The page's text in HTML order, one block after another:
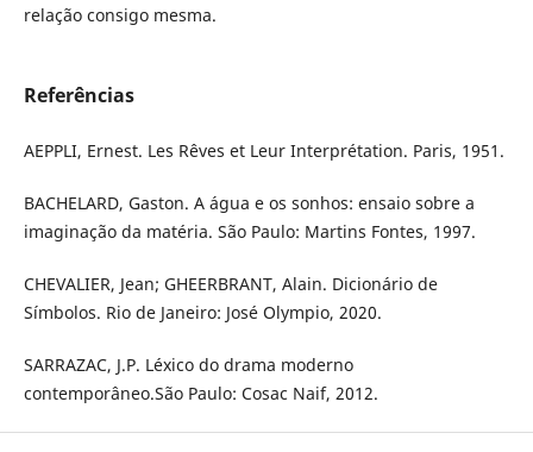
relação consigo mesma.
Referências
AEPPLI, Ernest. Les Rêves et Leur Interprétation. Paris, 1951.
BACHELARD, Gaston. A água e os sonhos: ensaio sobre a
imaginação da matéria. São Paulo: Martins Fontes, 1997.
CHEVALIER, Jean; GHEERBRANT, Alain. Dicionário de
Símbolos. Rio de Janeiro: José Olympio, 2020.
SARRAZAC, J.P. Léxico do drama moderno
contemporâneo.São Paulo: Cosac Naif, 2012.